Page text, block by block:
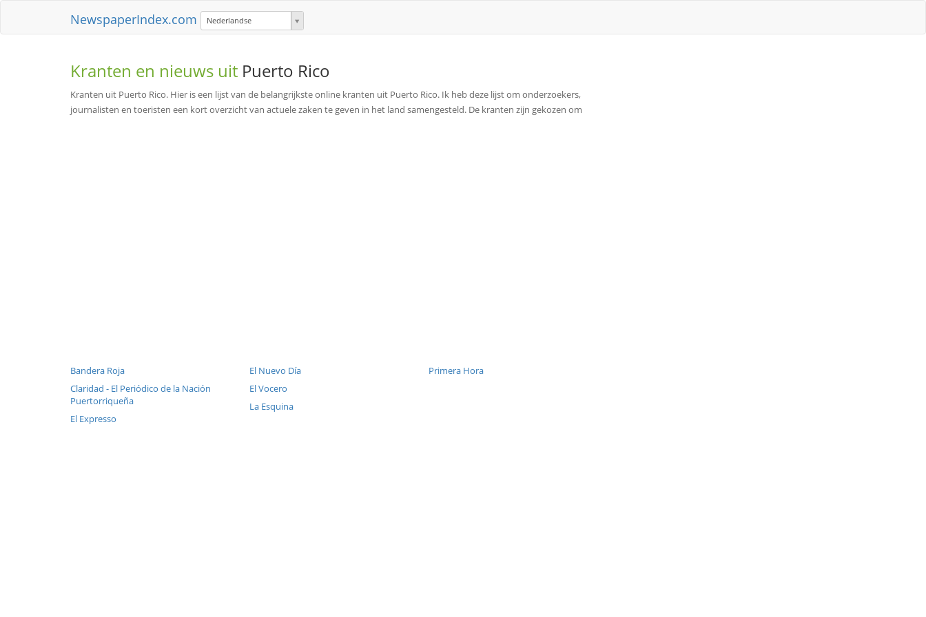
NewspaperIndex.com Nederlandse
Kranten en nieuws uit Puerto Rico
Kranten uit Puerto Rico. Hier is een lijst van de belangrijkste online kranten uit Puerto Rico. Ik heb deze lijst om onderzoekers,
journalisten en toeristen een kort overzicht van actuele zaken te geven in het land samengesteld. De kranten zijn gekozen om
Bandera Roja
Claridad - El Periódico de la Nación
Puertorriqueña
El Expresso
El Nuevo Día
El Vocero
La Esquina
Primera Hora